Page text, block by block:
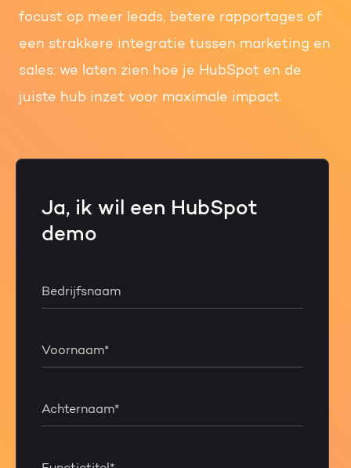
focust op meer leads, betere rapportages of
een strakkere integratie tussen marketing en
sales: we laten zien hoe je HubSpot en de
juiste hub inzet voor maximale impact.
Ja, ik wil een HubSpot
demo
Bedrijfsnaam
Voornaam*
Achternaam*